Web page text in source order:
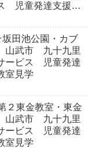
ス 児童発達支援
田池公園・カブ
山武市 九十九里
ービス 児童発達
見学
２東金教室・東金
武市 九十九里
ービス 児童発達
見学